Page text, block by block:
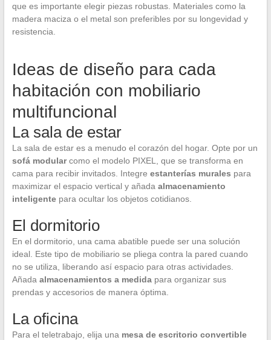
que es importante elegir piezas robustas. Materiales como la
madera maciza o el metal son preferibles por su longevidad y
resistencia.
Ideas de diseño para cada
habitación con mobiliario
multifuncional
La sala de estar
La sala de estar es a menudo el corazón del hogar. Opte por un
sofá modularcomo el modelo PIXEL, que se transforma en
cama para recibir invitados. Integre estanterías murales para
maximizar el espacio vertical y añada almacenamiento
inteligentepara ocultar los objetos cotidianos.
El dormitorio
En el dormitorio, una cama abatible puede ser una solución
ideal. Este tipo de mobiliario se pliega contra la pared cuando
no se utiliza, liberando así espacio para otras actividades.
Añada almacenamientos a medidapara organizar sus
prendas y accesorios de manera óptima.
La oficina
Para el teletrabajo, elija una mesa de escritorio convertible